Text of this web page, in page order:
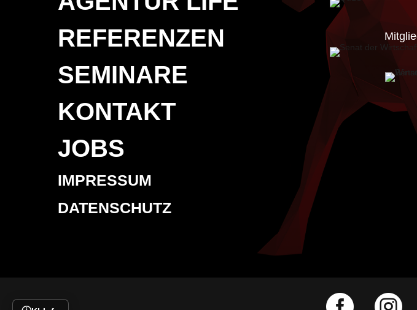
REFERENZEN
SEMINARE
KONTAKT
JOBS
IMPRESSUM
DATENSCHUTZ